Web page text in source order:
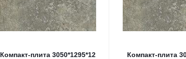
Компакт-плита 3050*1295*12
Компакт-плита